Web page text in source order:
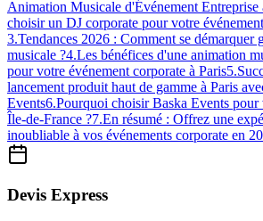
Animation Musicale d'Événement Entreprise
choisir un DJ corporate pour votre
3.Tendances 2026 : Comment se démarquer
musicale ?4.Les bénéfices d'une animation
pour votre événement corporate à Paris5.
lancement produit haut de gamme à Paris
Events6.Pourquoi choisir Baska Events pour
Île-de-France ?7.En résumé : Offrez une
inoubliable à vos événements corporate en
Devis Express